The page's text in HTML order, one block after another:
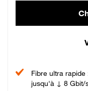
Fibre ultra rapide
jusqu'à ↓ 8 Gbit/